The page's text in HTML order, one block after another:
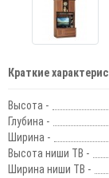
Краткие
Высота -
Глубина -
Ширина -
Высота ниши ТВ -
Ширина ниши ТВ -